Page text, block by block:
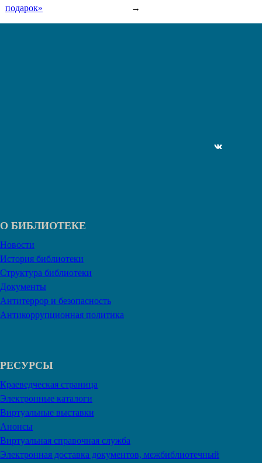
подарок»
→
ВКонтакте
О БИБЛИОТЕКЕ
Новости
История библиотеки
Структура библиотеки
Документы
Антитеррор и безопасность
Антикоррупционная политика
РЕСУРСЫ
Краеведческая страница
Электронные каталоги
Виртуальные выставки
Анонсы
Виртуальная справочная служба
Электронная доставка документов, межбиблиотечный